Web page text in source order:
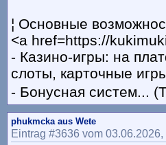
¦ Основные
<a href=https://
- Казино-игры: на
слоты, карточные
- Бонусная систем...
phukmcka aus Wete
Eintrag #3636 vom